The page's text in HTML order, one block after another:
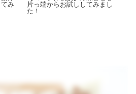
味液
【コープ体験談】洗濯洗剤＆